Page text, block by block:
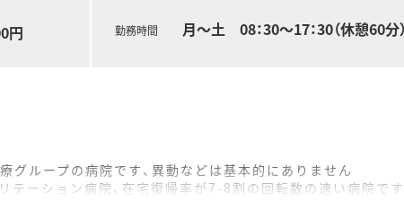
円
勤務時間 月～土 08：30～17：30（休憩60分）
グループの病院です、異動などは基本的にありません
ーション病院、在宅復帰率が7-8割の回転数の速い病院です